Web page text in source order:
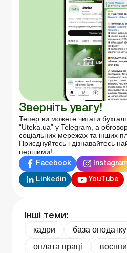
Зверніть увагу!
Тепер ви можете читати
“Uteka.ua” у Telegram, а
соціальних мережах та інших
Приєднуйтесь і дізнавайтесь
першими!
Facebook
Linkedin YouTube
Інші теми:
кадри
база
оплата праці